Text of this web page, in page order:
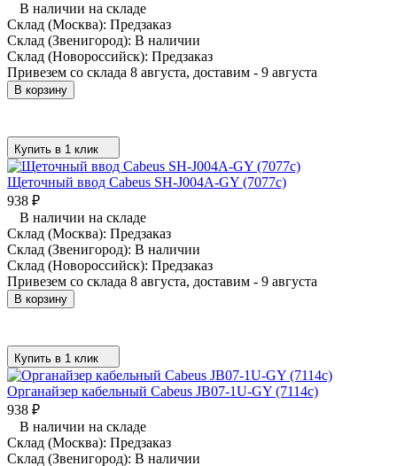
В наличии на складе
Склад (Москва): Предзаказ
Склад (Звенигород): В наличии
Склад (Новороссийск): Предзаказ
Привезем со склада 8 августа, доставим - 9 августа
В корзину
Купить в 1 клик
Щеточный ввод Cabeus SH-J004A-GY (7077c)
938 ₽
В наличии на складе
Склад (Москва): Предзаказ
Склад (Звенигород): В наличии
Склад (Новороссийск): Предзаказ
Привезем со склада 8 августа, доставим - 9 августа
В корзину
Купить в 1 клик
Органайзер кабельный Cabeus JB07-1U-GY (7114c)
938 ₽
В наличии на складе
Склад (Москва): Предзаказ
Склад (Звенигород): В наличии